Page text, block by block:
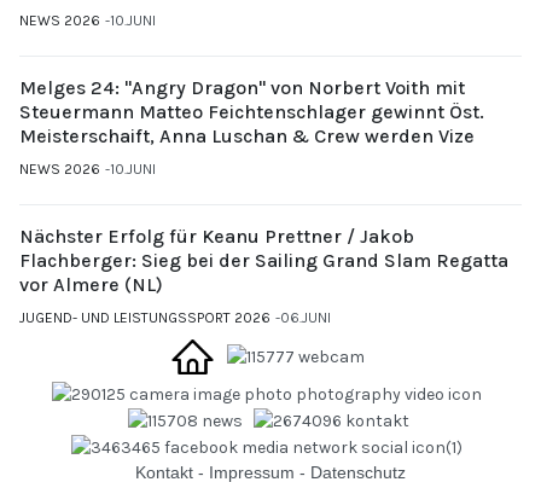
NEWS 2026 10.JUNI
Melges 24: "Angry Dragon" von Norbert Voith mit
Steuermann Matteo Feichtenschlager gewinnt Öst.
Meisterschaift, Anna Luschan & Crew werden Vize
NEWS 2026 10.JUNI
Nächster Erfolg für Keanu Prettner / Jakob
Flachberger: Sieg bei der Sailing Grand Slam Regatta
vor Almere (NL)
JUGEND- UND LEISTUNGSSPORT 2026 06.JUNI
Kontakt - Impressum - Datenschutz